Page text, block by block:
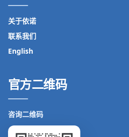
关于依诺
联系我们
English
官方二维码
咨询二维码